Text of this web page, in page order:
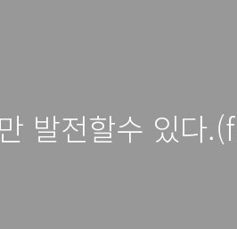
발전할수 있다